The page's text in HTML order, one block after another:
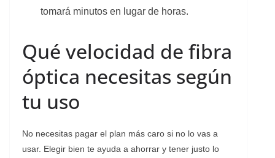
tomará minutos en lugar de horas.
Qué velocidad de fibra
óptica necesitas según
tu uso
No necesitas pagar el plan más caro si no lo vas a
usar. Elegir bien te ayuda a ahorrar y tener justo lo